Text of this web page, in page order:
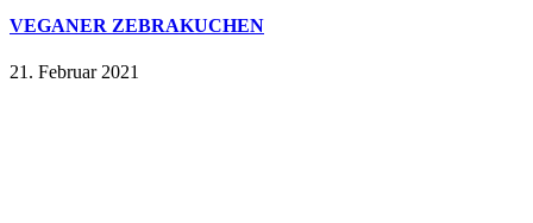
VEGANER ZEBRAKUCHEN
21. Februar 2021